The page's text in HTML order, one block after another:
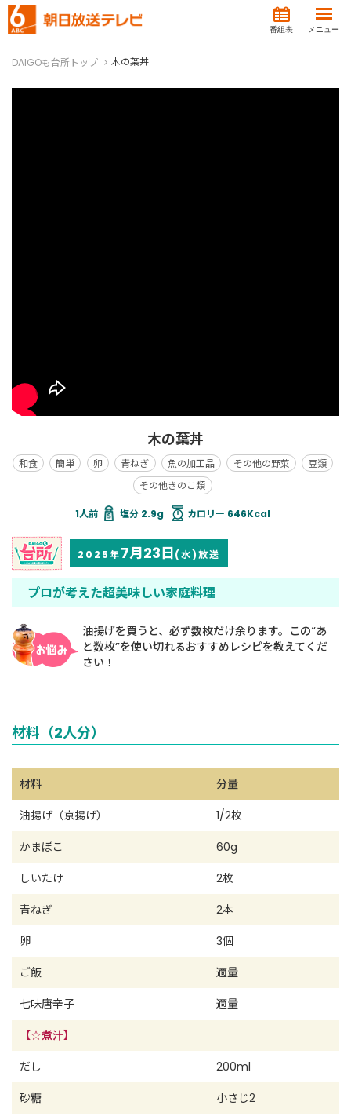
番組表 メニュー
DAIGOも台所トップ 木の葉丼
木の葉丼
和食 簡単 卵 青ねぎ 魚の加工品 その他の野菜
豆類
その他きのこ類
塩分 2.9g カロリー 646Kcal
2025年7月23日(水)放送
プロが考えた超美味しい家庭料理
油揚げを買うと、必ず数枚だけ余ります。この“あ
と数枚”を使い切れるおすすめレシピを教えてくだ
さい！
材料（2人分）
材料
分量
油揚げ（京揚げ）
1/2枚
かまぼこ
60g
しいたけ
2枚
青ねぎ
2本
卵
3個
ご飯
適量
七味唐辛子
適量
【☆煮汁】
だし
200ml
砂糖
小さじ2